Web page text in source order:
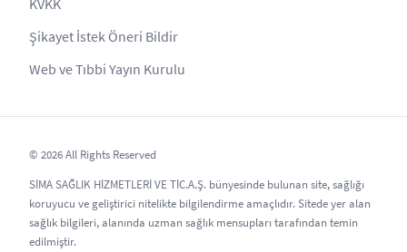
KVKK
Şikayet İstek Öneri Bildir
Web ve Tıbbi Yayın Kurulu
© 2026 All Rights Reserved
SİMA SAĞLIK HİZMETLERİ VE TİC.A.Ş. bünyesinde bulunan site, sağlığı
koruyucu ve geliştirici nitelikte bilgilendirme amaçlıdır. Sitede yer alan
sağlık bilgileri, alanında uzman sağlık mensupları tarafından temin
edilmiştir.